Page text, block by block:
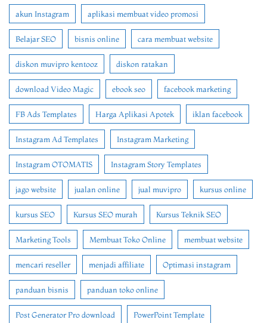
akun Instagram aplikasi membuat video promosi
Belajar SEO bisnis online cara membuat website
diskon muvipro kentooz diskon ratakan
download Video Magic ebook seo facebook marketing
FB Ads Templates Harga Aplikasi Apotek iklan facebook
Instagram Ad Templates Instagram Marketing
Instagram OTOMATIS Instagram Story Templates
jago website jualan online jual muvipro kursus online
kursus SEO Kursus SEO murah Kursus Teknik SEO
Marketing Tools Membuat Toko Online membuat website
mencari reseller menjadi affiliate Optimasi instagram
panduan bisnis panduan toko online
Post Generator Pro download PowerPoint Template